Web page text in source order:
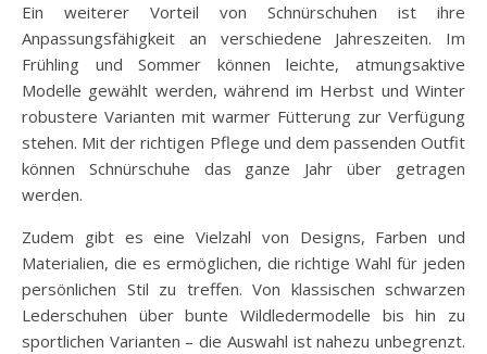
Ein weiterer Vorteil von Schnürschuhen ist ihre
Anpassungsfähigkeit an verschiedene Jahreszeiten. Im
Frühling und Sommer können leichte, atmungsaktive
Modelle gewählt werden, während im Herbst und Winter
robustere Varianten mit warmer Fütterung zur Verfügung
stehen. Mit der richtigen Pflege und dem passenden Outfit
können Schnürschuhe das ganze Jahr über getragen
werden.
Zudem gibt es eine Vielzahl von Designs, Farben und
Materialien, die es ermöglichen, die richtige Wahl für jeden
persönlichen Stil zu treffen. Von klassischen schwarzen
Lederschuhen über bunte Wildledermodelle bis hin zu
sportlichen Varianten – die Auswahl ist nahezu unbegrenzt.